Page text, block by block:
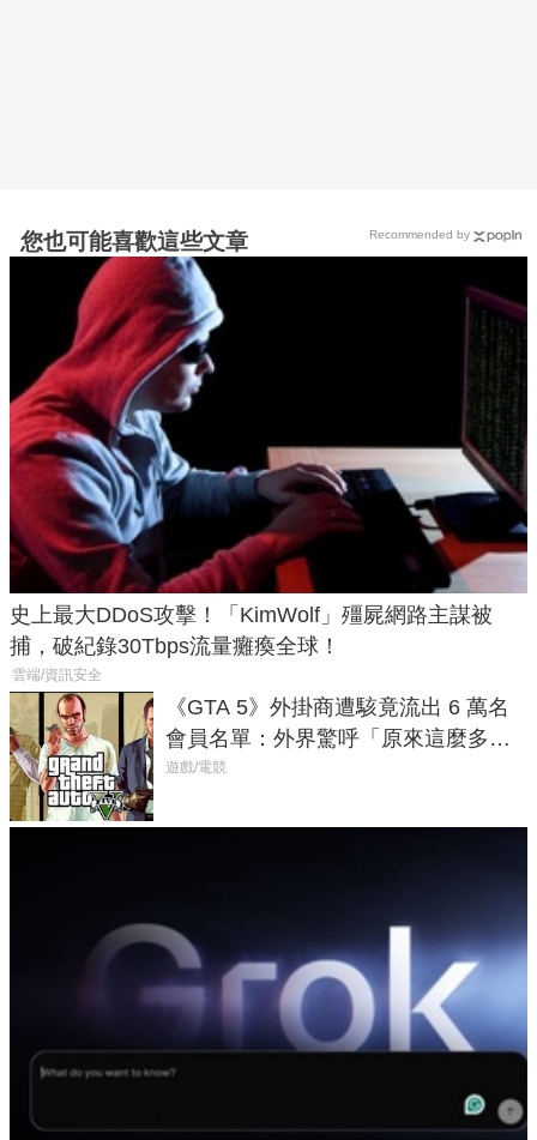
您也可能喜歡這些文章
史上最大DDoS攻擊！「KimWolf」殭屍網路主謀被
捕，破紀錄30Tbps流量癱瘓全球！
雲端/資訊安全
《GTA 5》外掛商遭駭竟流出 6 萬名
會員名單：外界驚呼「原來這麼多人
在開掛！」
遊戲/電競
Recommended by